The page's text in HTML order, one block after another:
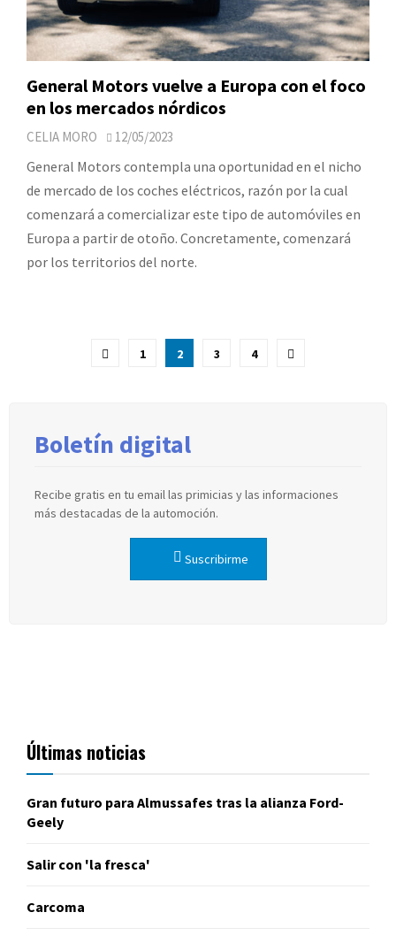
General Motors vuelve a Europa con el foco
en los mercados nórdicos
CELIA MORO 12/05/2023
General Motors contempla una oportunidad en el nicho
de mercado de los coches eléctricos, razón por la cual
comenzará a comercializar este tipo de automóviles en
Europa a partir de otoño. Concretamente, comenzará
por los territorios del norte.
Paginación
1 2 3 4
Boletín digital
Recibe gratis en tu email las primicias y las informaciones
más destacadas de la automoción.
Suscribirme
Últimas noticias
Gran futuro para Almussafes tras la alianza Ford-
Geely
Salir con 'la fresca'
Carcoma